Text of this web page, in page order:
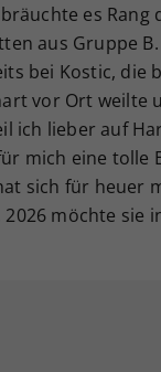
es Rang
aus Gruppe
bei Kostic, die
vor Ort weilte
ich lieber auf
mich eine tolle
sich für heuer
möchte sie